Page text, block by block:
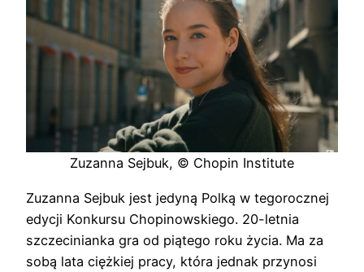
Zuzanna Sejbuk, © Chopin Institute
Zuzanna Sejbuk jest jedyną Polką w tegorocznej
edycji Konkursu Chopinowskiego. 20-letnia
szczecinianka gra od piątego roku życia. Ma za
sobą lata ciężkiej pracy, która jednak przynosi